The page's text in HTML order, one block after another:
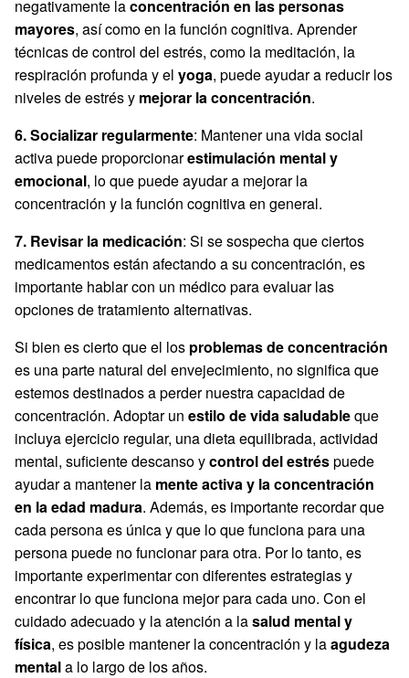
negativamente laconcentración en las personas
mayores, así como en la función cognitiva. Aprender
técnicas de control del estrés, como la meditación, la
respiración profunda y el yoga, puede ayudar a reducir los
niveles de estrés y mejorar la concentración.
6. Socializar regularmente: Mantener una vida social
activa puede proporcionarestimulación mental y
emocional, lo que puede ayudar a mejorar la
concentración y la función cognitiva en general.
7. Revisar la medicación: Si se sospecha que ciertos
medicamentos están afectando a su concentración, es
importante hablar con un médico para evaluar las
opciones de tratamiento alternativas.
Si bien es cierto que el los problemas de concentración
es una parte natural del envejecimiento, no significa que
estemos destinados a perder nuestra capacidad de
concentración. Adoptar un estilo de vida saludableque
incluya ejercicio regular, una dieta equilibrada, actividad
mental, suficiente descanso ycontrol del estréspuede
ayudar a mantener la mente activa y la concentración
en la edad madura. Además, es importante recordar que
cada persona es única y que lo que funciona para una
persona puede no funcionar para otra. Por lo tanto, es
importante experimentar con diferentes estrategias y
encontrar lo que funciona mejor para cada uno. Con el
cuidado adecuado y la atención a lasalud mental y
física, es posible mantener la concentración y laagudeza
mentala lo largo de los años.